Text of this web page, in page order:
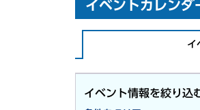
イベントカレンダ
イ
イベント情報を絞り込